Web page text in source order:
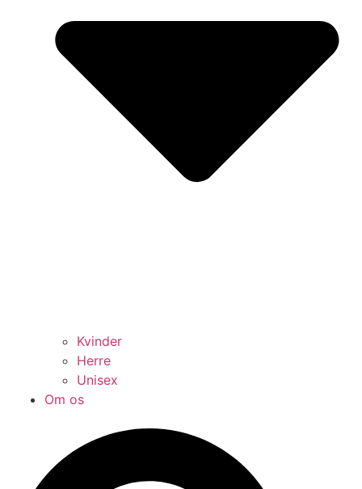
Kvinder
Herre
Unisex
Om os